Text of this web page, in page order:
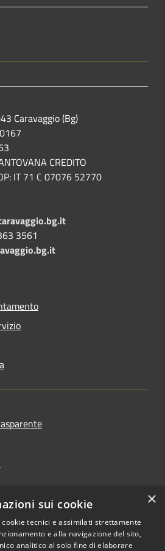
Caravaggio (Bg)
CREDITO
IT 71 C 07076 52770
3561
×
sui cookie
tecnici e assimilati strettamente
e alla navigazione del sito,
analitico al solo fine di elaborare